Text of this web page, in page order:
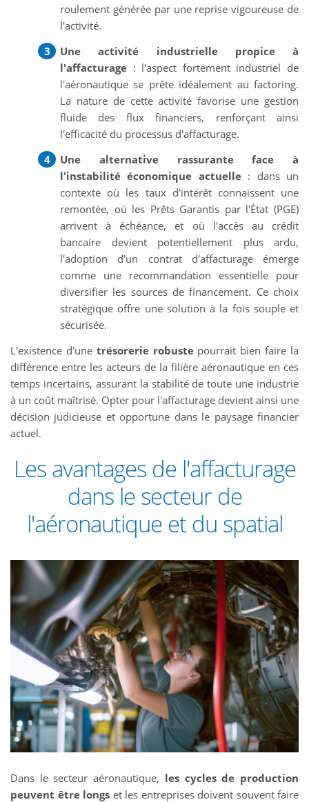
roulement générée par une reprise vigoureuse de
l'activité.
Une activité industrielle propice à
l'affacturage : l'aspect fortement industriel de
l'aéronautique se prête idéalement au factoring.
La nature de cette activité favorise une gestion
fluide des flux financiers, renforçant ainsi
l'efficacité du processus d'affacturage.
Une alternative rassurante face à
l'instabilité économique actuelle: dans un
contexte où les taux d'intérêt connaissent une
remontée, où les Prêts Garantis par l'État (PGE)
arrivent à échéance, et où l'accès au crédit
bancaire devient potentiellement plus ardu,
l'adoption d'un contrat d'affacturage émerge
comme une recommandation essentielle pour
diversifier les sources de financement. Ce choix
stratégique offre une solution à la fois souple et
sécurisée.
L'existence d'une trésorerie robustepourrait bien faire la
différence entre les acteurs de la filière aéronautique en ces
temps incertains, assurant la stabilité de toute une industrie
à un coût maîtrisé. Opter pour l'affacturage devient ainsi une
décision judicieuse et opportune dans le paysage financier
actuel.
Les avantages de l'affacturage
dans le secteur de
l'aéronautique et du spatial
Dans le secteur aéronautique, les cycles de production
peuvent être longs et les entreprises doivent souvent faire